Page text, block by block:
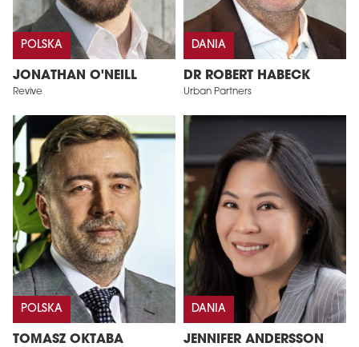
POLSKA
JONATHAN O'NEILL
Revive
DANIA
DR ROBERT HABECK
Urban Partners
POLSKA
TOMASZ OKTABA
DANIA
JENNIFER ANDERSSON